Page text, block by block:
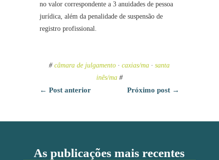
no valor correspondente a 3 anuidades de pessoa
jurídica, além da penalidade de suspensão de
registro profissional.
#câmara de julgamento ·caxias/ma ·santa
inês/ma#
← Post anterior Próximo post →
As publicações mais recentes